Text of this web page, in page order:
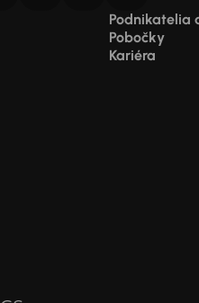
Podnikatelia
Pobočky
Kariéra